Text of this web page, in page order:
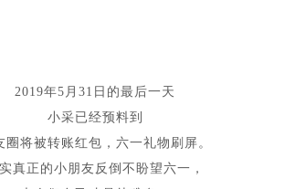
2019年5月31日的最后一天
小采已经预料到
圈将被转账红包，六一礼物刷屏。
真正的小朋友反倒不盼望六一，